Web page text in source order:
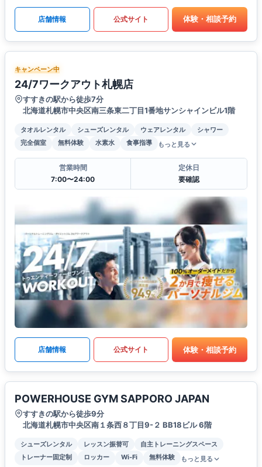
店舗情報 公式サイト 体験・相談予約
キャンペーン中
24/7ワークアウト札幌店
すすきの駅から徒歩7分
北海道札幌市中央区南三条東二丁目1番地サンシャインビル1階
タオルレンタル シューズレンタル ウェアレンタル
シャワー
完全個室
無料体験 水素水 食事指導 もっと見る
営業時間
7:00〜24:00
定休日
要確認
店舗情報 公式サイト 体験・相談予約
POWERHOUSE GYM SAPPORO JAPAN
すすきの駅から徒歩9分
北海道札幌市中央区南１条西８丁目9-２ BB18ビル 6階
シューズレンタル レッスン振替可
自主トレーニングスペース
トレーナー固定制
ロッカー Wi-Fi 無料体験 もっと見る